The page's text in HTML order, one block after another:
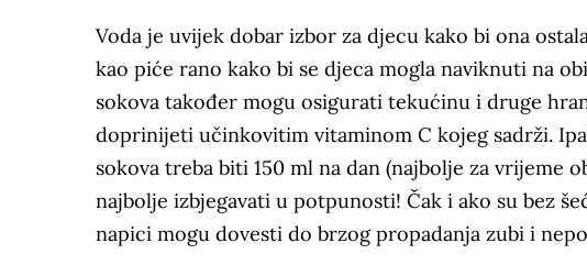
Voda je uvijek dobar izbor za djecu kako bi ona
kao piće rano kako bi se djeca mogla naviknuti na
sokova također mogu osigurati tekućinu i druge
doprinijeti učinkovitim vitaminom C kojeg sadrži.
sokova treba biti 150 ml na dan (najbolje za vrijeme
najbolje izbjegavati u potpunosti! Čak i ako su bez
napici mogu dovesti do brzog propadanja zubi i